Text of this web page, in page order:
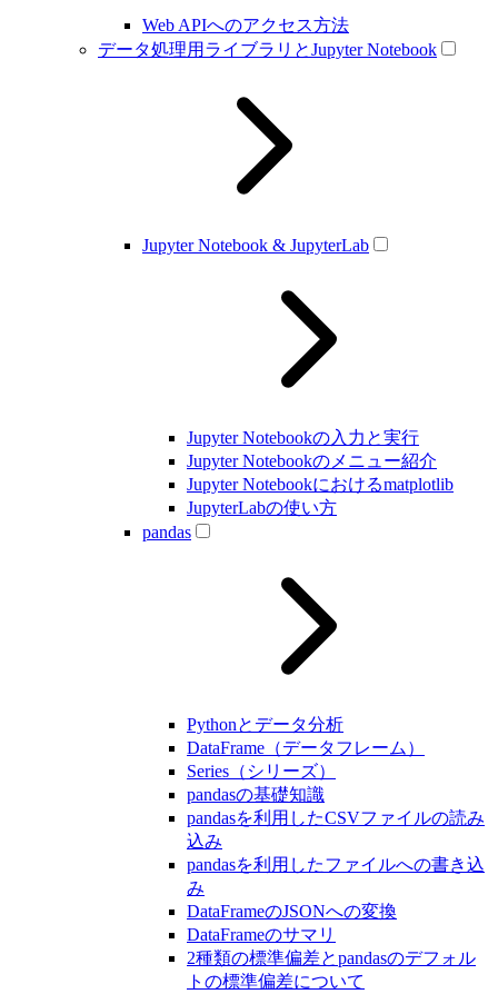
Web APIへのアクセス方法
データ処理用ライブラリとJupyter Notebook
Jupyter Notebook & JupyterLab
Jupyter Notebookの入力と実行
Jupyter Notebookのメニュー紹介
Jupyter Notebookにおけるmatplotlib
JupyterLabの使い方
pandas
Pythonとデータ分析
DataFrame（データフレーム）
Series（シリーズ）
pandasの基礎知識
pandasを利用したCSVファイルの読み
込み
pandasを利用したファイルへの書き込
み
DataFrameのJSONへの変換
DataFrameのサマリ
2種類の標準偏差とpandasのデフォル
トの標準偏差について